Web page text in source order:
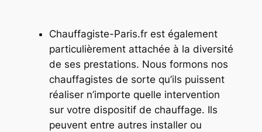
Chauffagiste-Paris.fr est également
particulièrement attachée à la diversité
de ses prestations. Nous formons nos
chauffagistes de sorte qu’ils puissent
réaliser n’importe quelle intervention
sur votre dispositif de chauffage. Ils
peuvent entre autres installer ou